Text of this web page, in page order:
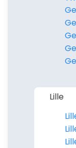
Lille
confidentialité.